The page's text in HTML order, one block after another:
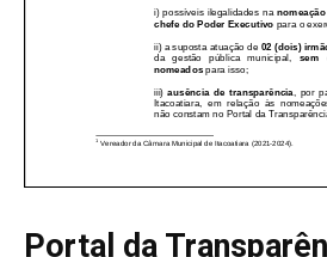
Portal da